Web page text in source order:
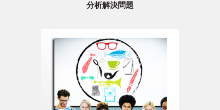
分析解決問題